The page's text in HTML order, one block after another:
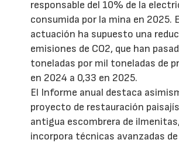
responsable del 10% de la
consumida por la mina en 2025.
actuación ha supuesto una
emisiones de CO2, que han
toneladas por mil toneladas de
en 2024 a 0,33 en 2025.
El Informe anual destaca
proyecto de restauración
antigua escombrera de
incorpora técnicas avanzadas de